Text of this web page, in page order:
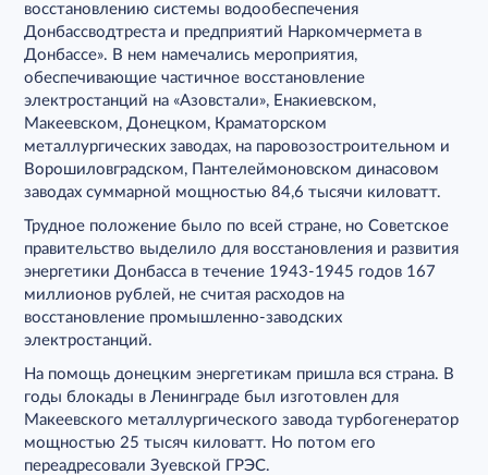
восстановлению системы водообеспечения
Донбассводтреста и предприятий Наркомчермета в
Донбассе». В нем намечались мероприятия,
обеспечивающие частичное восстановление
электростанций на «Азовстали», Енакиевском,
Макеевском, Донецком, Краматорском
металлургических заводах, на паровозостроительном и
Ворошиловградском, Пантелеймоновском динасовом
заводах суммарной мощностью 84,6 тысячи киловатт.
Трудное положение было по всей стране, но Советское
правительство выделило для восстановления и развития
энергетики Донбасса в течение 1943-1945 годов 167
миллионов рублей, не считая расходов на
восстановление промышленно-заводских
электростанций.
На помощь донецким энергетикам пришла вся страна. В
годы блокады в Ленинграде был изготовлен для
Макеевского металлургического завода турбогенератор
мощностью 25 тысяч киловатт. Но потом его
переадресовали Зуевской ГРЭС.